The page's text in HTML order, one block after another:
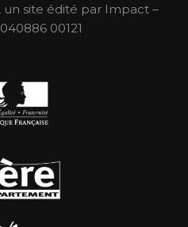
un site édité par Impact –
00121